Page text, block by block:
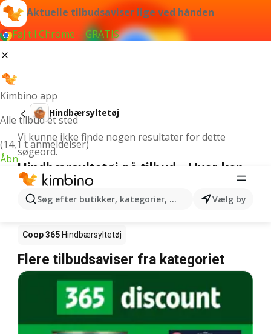
Aktuelle tilbudsaviser lige ved hånden
Føj til Chrome – GRATIS
Kimbino app
Alle tilbud ét sted
(14,1 t anmeldelser)
Åbn
Søg efter butikker, kategorier, produkter...Vælg by
Hindbærsyltetøj
Vi kunne ikke finde nogen resultater for dette
søgeord.
Hindbærsyltetøj på tilbud - Hvor kan
den købes?
Coop 365 Hindbærsyltetøj
Flere tilbudsaviser fra kategoriet